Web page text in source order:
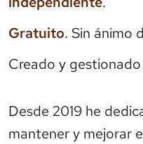
Gratuito. Sin ánimo
Creado y
Desde 2019 he
mantener y mejorar